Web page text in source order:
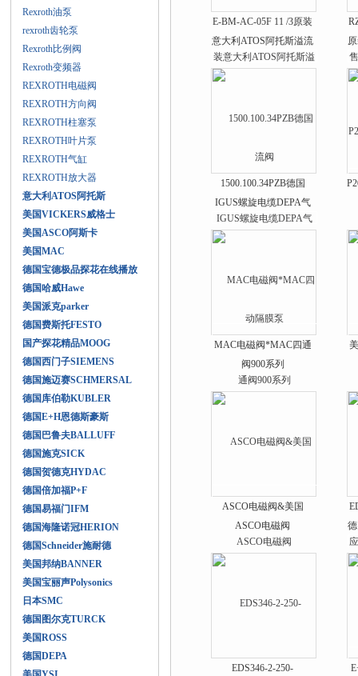
Rexroth油泵
rexroth齿轮泵
Rexroth比例阀
Rexroth变频器
REXROTH电磁阀
REXROTH方向阀
REXROTH柱塞泵
REXROTH叶片泵
REXROTH气缸
REXROTH放大器
意大利ATOS阿托斯
美国VICKERS威格士
美国ASCO阿斯卡
美国MAC
德国宝德极品探花在线播放
德国哈威Hawe
美国派克parker
德国费斯托FESTO
国产探花精品MOOG
德国西门子SIEMENS
德国施迈赛SCHMERSAL
德国库伯勒KUBLER
德国E+H恩德斯豪斯
德国巴鲁夫BALLUFF
德国施克SICK
德国贺德克HYDAC
德国倍加福P+F
德国易福门IFM
德国海隆诺冠HERION
德国Schneider施耐德
美国邦纳BANNER
美国宝丽声Polysonics
日本SMC
德国图尔克TURCK
美国ROSS
德国DEPA
E-BM-AC-05F 11 /3原装
意大利ATOS阿托斯溢流
阀
1500.100.34PZB德国
IGUS螺旋电缆DEPA气
动隔膜泵
MAC电磁阀*MAC四通
阀900系列
ASCO电磁阀&美国
ASCO电磁阀
EDS346-2-250-